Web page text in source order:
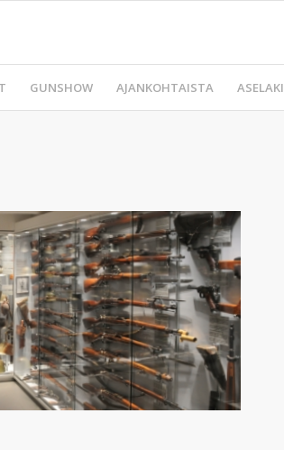
GUNSHOW AJANKOHTAISTA ASELAKI